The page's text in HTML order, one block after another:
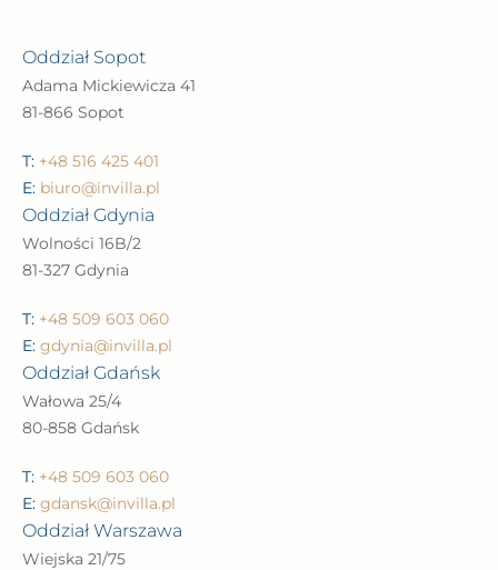
Oddział Sopot
Adama Mickiewicza 41
81-866 Sopot
T: +48 516 425 401
E: biuro@invilla.pl
Oddział Gdynia
Wolności 16B/2
81-327 Gdynia
T: +48 509 603 060
E: gdynia@invilla.pl
Oddział Gdańsk
Wałowa 25/4
80-858 Gdańsk
T: +48 509 603 060
E: gdansk@invilla.pl
Oddział Warszawa
Wiejska 21/75